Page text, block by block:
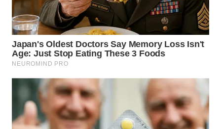
SIMALUNGUN
WN
LABUHANBATU
WN
TAPANULI
TENGAH
WN DELI
SERDANG